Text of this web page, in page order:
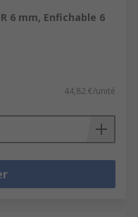
6 mm, Enfichable 6
44,82 €/unité